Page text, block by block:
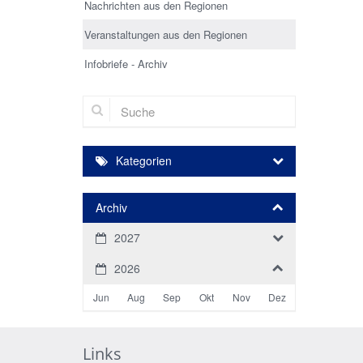
Nachrichten aus den Regionen
Veranstaltungen aus den Regionen
Infobriefe - Archiv
Suche
Kategorien
Archiv
2027
2026
Jun Aug Sep Okt Nov Dez
Links